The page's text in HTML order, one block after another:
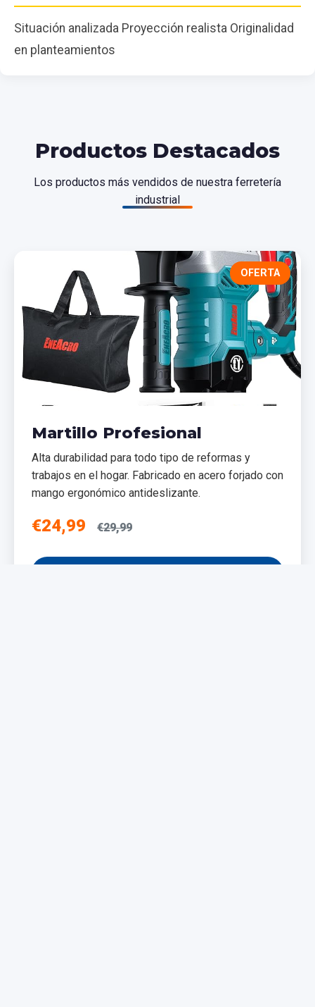
Situación analizada Proyección realista Originalidad
en planteamientos
Productos Destacados
Los productos más vendidos de nuestra ferretería
industrial
OFERTA
Martillo Profesional
Alta durabilidad para todo tipo de reformas y
trabajos en el hogar. Fabricado en acero forjado con
mango ergonómico antideslizante.
€24,99 €29,99